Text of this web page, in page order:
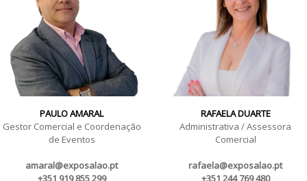
PAULO AMARAL
Gestor Comercial e Coordenação
de Eventos
amaral@exposalao.pt
+351 919 855 299
RAFAELA DUARTE
Administrativa / Assessora
Comercial
rafaela@exposalao.pt
+351 244 769 480